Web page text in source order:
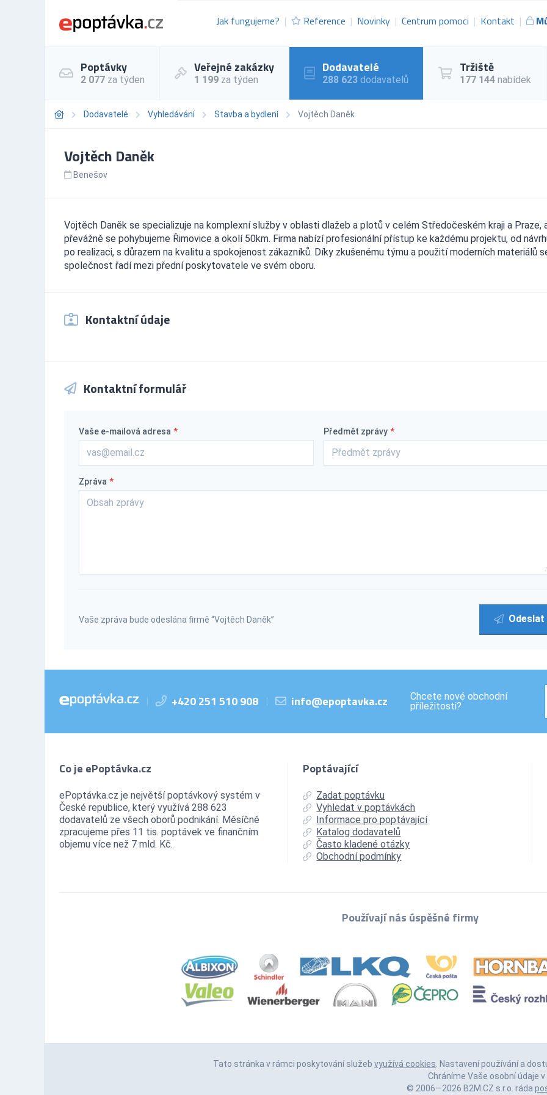
Jak fungujeme? Reference Novinky Centrum pomoci Kontakt
Poptávky
2 077 za týden
Veřejné zakázky
1 199 za týden
Dodavatelé
288 623 dodavatelů
Tržiště
177 144 nabídek
Dodavatelé Vyhledávání Stavba a bydlení Vojtěch Daněk
Vojtěch Daněk
Benešov
Vojtěch Daněk se specializuje na komplexní služby v oblasti dlažeb a plotů v celém Středočeském kraji a Praze,
převážně se pohybujeme Řimovice a okolí 50km. Firma nabízí profesionální přístup ke každému projektu, od
po realizaci, s důrazem na kvalitu a spokojenost zákazníků. Díky zkušenému týmu a použití moderních materiálů
společnost řadí mezi přední poskytovatele ve svém oboru.
Kontaktní údaje
Kontaktní formulář
Vaše e-mailová adresa * Předmět zprávy *
Zpráva *
Vaše zpráva bude odeslána firmě “Vojtěch Daněk” Odeslat
| +420 251 510 908 | info@epoptavka.cz
Chcete nové obchodní
příležitosti?
Co je ePoptávka.cz
ePoptávka.cz je největší poptávkový systém v
České republice, který využívá 288 623
dodavatelů ze všech oborů podnikání. Měsíčně
zpracujeme přes 11 tis. poptávek ve finančním
objemu více než 7 mld. Kč.
Poptávající
Zadat poptávku
Vyhledat v poptávkách
Informace pro poptávající
Katalog dodavatelů
Často kladené otázky
Obchodní podmínky
Používají nás úspěšné firmy
Tato stránka v rámci poskytování služeb využívá cookies . Nastavení používání a
Chráníme Vaše osobní údaje
© 2006—2026 B2M.CZ s.r.o. ráda